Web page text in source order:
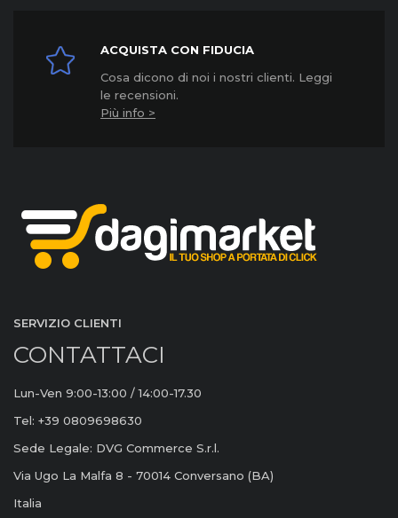
ACQUISTA CON FIDUCIA
Cosa dicono di noi i nostri clienti. Leggi
le recensioni.
Più info >
SERVIZIO CLIENTI
CONTATTACI
Lun-Ven 9:00-13:00 / 14:00-17.30
Tel: +39 0809698630
Sede Legale: DVG Commerce S.r.l.
Via Ugo La Malfa 8 - 70014 Conversano (BA)
Italia